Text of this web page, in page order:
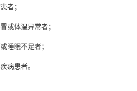
者；
或体温异常者；
睡眠不足者；
病患者。